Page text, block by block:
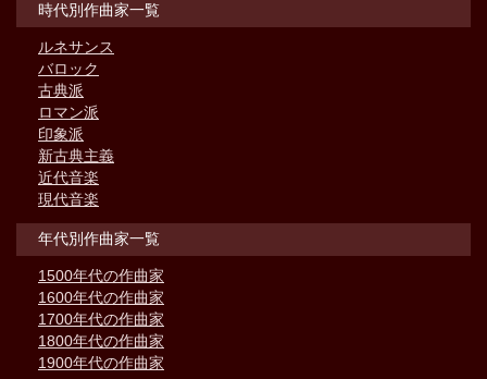
時代別作曲家一覧
ルネサンス
バロック
古典派
ロマン派
印象派
新古典主義
近代音楽
現代音楽
年代別作曲家一覧
1500年代の作曲家
1600年代の作曲家
1700年代の作曲家
1800年代の作曲家
1900年代の作曲家